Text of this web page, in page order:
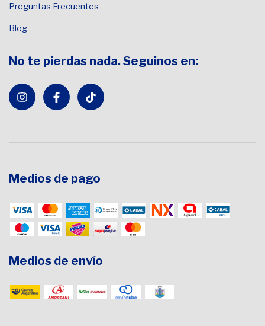
Preguntas Frecuentes
Blog
No te pierdas nada. Seguinos en:
Medios de pago
Medios de envío